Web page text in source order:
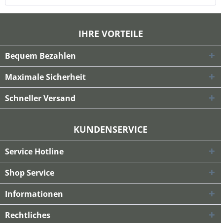
IHRE VORTEILE
Bequem Bezahlen
Maximale Sicherheit
Schneller Versand
KUNDENSERVICE
Service Hotline
Shop Service
Informationen
Rechtliches